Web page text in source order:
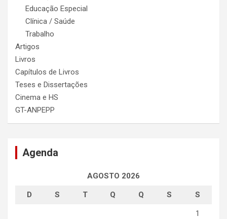
Educação Especial
Clínica / Saúde
Trabalho
Artigos
Livros
Capítulos de Livros
Teses e Dissertações
Cinema e HS
GT-ANPEPP
Agenda
AGOSTO 2026
D S T Q Q S S
1